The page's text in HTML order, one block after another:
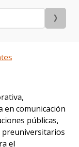
y
de
Por
en comunicación
públicas,
preuniversitarios
el